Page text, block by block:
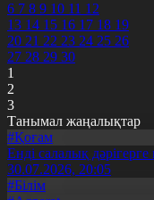
6 7 8 9 10 11 12
13 14 15 16 17 18 19
20 21 22 23 24 25 26
27 28 29 30
1
2
3
Танымал жаңалықтар
#Қоғам
Енді салалық
30.07.2026, 20:05
#Білім